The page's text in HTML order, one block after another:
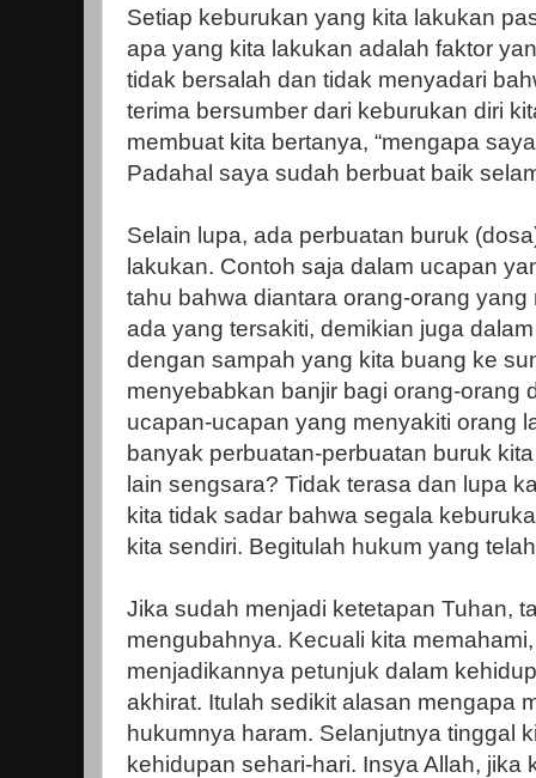
Setiap keburukan yang kita lakukan
apa yang kita lakukan adalah faktor
tidak bersalah dan tidak menyadari
terima bersumber dari keburukan diri
membuat kita bertanya, “mengapa
Padahal saya sudah berbuat baik
Selain lupa, ada perbuatan buruk
lakukan. Contoh saja dalam ucapan
tahu bahwa diantara orang-orang
ada yang tersakiti, demikian juga
dengan sampah yang kita buang ke
menyebabkan banjir bagi orang-orang
ucapan-ucapan yang menyakiti orang
banyak perbuatan-perbuatan buruk
lain sengsara? Tidak terasa dan lupa
kita tidak sadar bahwa segala
kita sendiri. Begitulah hukum yang
Jika sudah menjadi ketetapan Tuhan,
mengubahnya. Kecuali kita
menjadikannya petunjuk dalam
akhirat. Itulah sedikit alasan mengapa
hukumnya haram. Selanjutnya tinggal
kehidupan sehari-hari. Insya Allah, jika